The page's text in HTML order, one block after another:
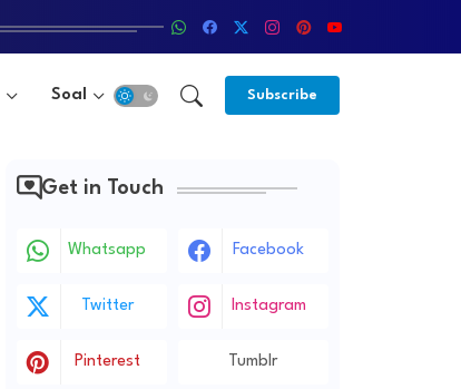
Soal Metode Subscribe
Get in Touch
Whatsapp Facebook
Twitter Instagram
Pinterest Tumblr